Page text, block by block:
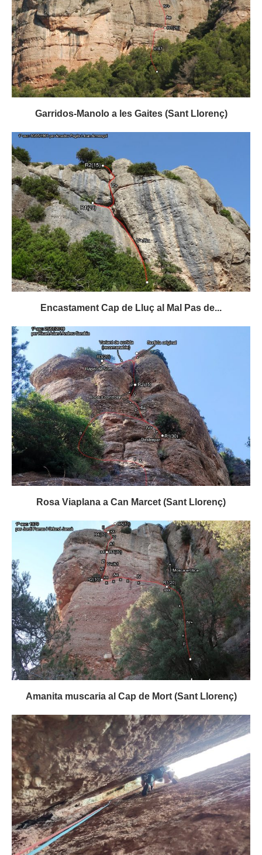
Garridos-Manolo a les Gaites (Sant Llorenç)
Encastament Cap de Lluç al Mal Pas de...
Rosa Viaplana a Can Marcet (Sant Llorenç)
Amanita muscaria al Cap de Mort (Sant Llorenç)